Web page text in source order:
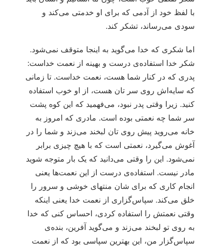
با لفظ خود از آدمی که برای او خدمتی می‌‏کند و
سودی می‌‏رساند، تشکر کند.
اما شکری که خدا می‌‏گوید به اینجا متوقف نمی‌‏‏شود.
شکر خدا استفاده‏‌ی ‏درست و بهینه از نعمت خداست:
پدری که در کنار شما هست، نعمت خداست. تا زمانی
که سایه‏‌اش روی سر تان هست، از او خوب استفاده
کنید. زیرا وقتی پدر نبود، می‌‏فهمید که این کوه پشت
سر شما چه نعمتی بوده است. مادری که امروز به
خانه می‌‏روید پیش روی تان لبخند می‌‏زند و شما را در
آغوش می‌‏گیرد، نعمتی است که با هیچ چیزی برابر
نمی‌‏شود. این را وقتی می‌‏دانید که یک بار متوجه شوید
مادر نیست. استفاده‏‌ی درست از این نعمت‌‏ها یعنی
انجام کاری که برای شان منتهای ‏‏خوشی و سرور را
خلق می‌‏کند. سپاس‌گزاری از نعمت خدا یعنی اینکه
وقتی نعمتش را استفاده کردی، احساس کنی که خدا
به روی تو لبخند می‌‏زند و می‌‏گوید آفرین، بنده‏‌ی
‏سپاس‌گزار من، این بهترین سپاسی بود که از نعمت